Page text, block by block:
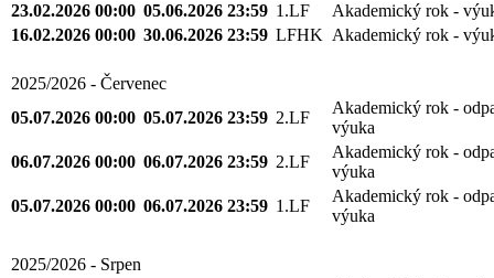
23.02.2026 00:00 05.06.2026 23:59 1.LF
Akademický rok -
16.02.2026 00:00 30.06.2026 23:59 LFHK Akademický rok -
2025/2026 - Červenec
05.07.2026 00:00 05.07.2026 23:59 2.LF
Akademický rok -
výuka
06.07.2026 00:00 06.07.2026 23:59 2.LF
Akademický rok -
výuka
05.07.2026 00:00 06.07.2026 23:59 1.LF
Akademický rok -
výuka
2025/2026 - Srpen